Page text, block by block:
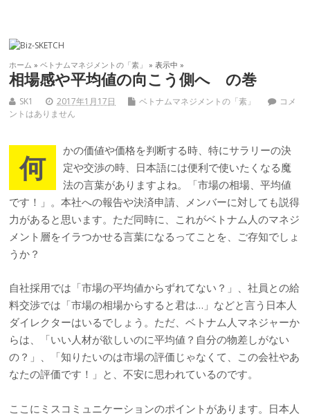
ホーム »ベトナムマネジメントの「素」 » 表示中 »
相場感や平均値の向こう側へ の巻
SK1 2017年1月17日 ベトナムマネジメントの「素」
コメ
ントはありません
何
かの価値や価格を判断する時、特にサラリーの決
定や交渉の時、日本語には便利で使いたくなる魔
法の言葉がありますよね。「市場の相場、平均値
です！」。本社への報告や決済申請、メンバーに対しても説得
力があると思います。ただ同時に、これがベトナム人のマネジ
メント層をイラつかせる言葉になるってことを、ご存知でしょ
うか？
自社採用では「市場の平均値からずれてない？」、社員との給
料交渉では「市場の相場からすると君は…」などと言う日本人
ダイレクターはいるでしょう。ただ、ベトナム人マネジャーか
らは、「いい人材が欲しいのに平均値？自分の物差しがない
の？」、「知りたいのは市場の評価じゃなくて、この会社やあ
なたの評価です！」と、不安に思われているのです。
ここにミスコミュニケーションのポイントがあります。日本人